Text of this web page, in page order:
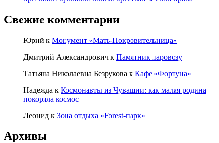
Свежие комментарии
Юрий к Монумент «Мать-Покровительница»
Дмитрий Александрович к Памятник паровозу
Татьяна Николаевна Безрукова к Кафе «Фортуна»
Надежда к Космонавты из Чувашии: как малая родина
покоряла космос
Леонид к Зона отдыха «Forest-парк»
Архивы